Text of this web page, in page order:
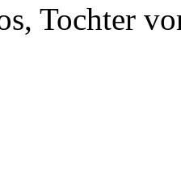
Tochter